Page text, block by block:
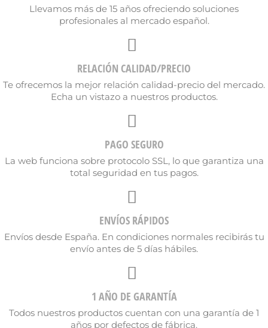
Llevamos más de 15 años ofreciendo soluciones
profesionales al mercado español.
RELACIÓN CALIDAD/PRECIO
Te ofrecemos la mejor relación calidad-precio del mercado.
Echa un vistazo a nuestros productos.
PAGO SEGURO
La web funciona sobre protocolo SSL, lo que garantiza una
total seguridad en tus pagos.
ENVÍOS RÁPIDOS
Envíos desde España. En condiciones normales recibirás tu
envío antes de 5 días hábiles.
1 AÑO DE GARANTÍA
Todos nuestros productos cuentan con una garantía de 1
años por defectos de fábrica.
Crear lista de deseos ×